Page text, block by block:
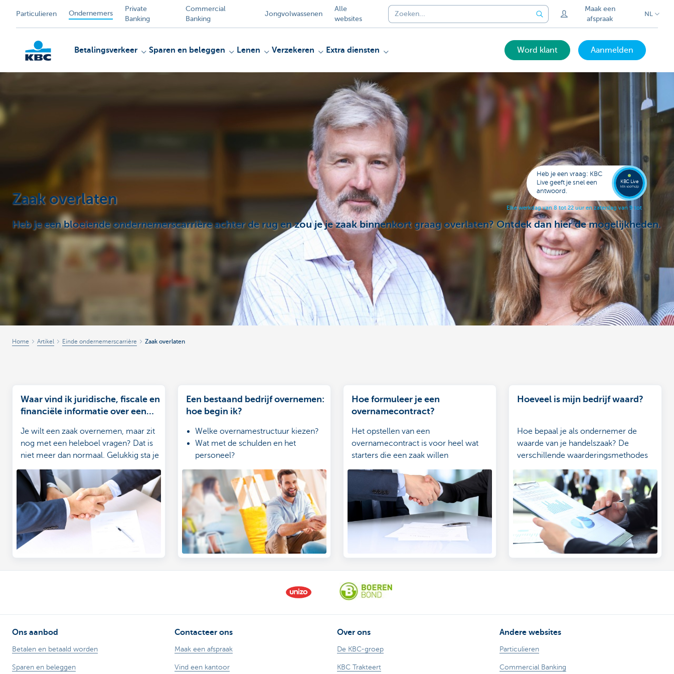
Particulieren Ondernemers
Private
Banking
Commercial
Banking
Jongvolwassenen
Alle
websites
Maak een
afspraak
NL
Ondernemers
Betalingsverkeer Sparen en beleggen Lenen Verzekeren Extra diensten Word klant Aanmelden
Zaak overlaten
Heb je een bloeiende ondernemerscarrière achter de rug en zou je je zaak binnenkort graag overlaten? Ontdek dan hier de mogelijkheden.
Home Artikel Einde ondernemerscarrière Zaak overlaten
Waar vind ik juridische, fiscale en
financiële informatie over een
Je wilt een zaak overnemen, maar zit
nog met een heleboel vragen? Dat is
niet meer dan normaal. Gelukkig sta je
(startende) ondernemers de kans om
gratis een beroep te doen op een
uitgebreid netwerk van juridische,
financiële en fiscale experts. Met hun
ervaring en knowhow kunnen zij je
advies op jouw maat verlenen. Zo start
Een bestaand bedrijf overnemen:
hoe begin ik?
Welke overnamestructuur kiezen?
Wat met de schulden en het
personeel?
vliegende start
Hoe formuleer je een
overnamecontract?
Het opstellen van een
overnamecontract is voor heel wat
starters die een zaak willen
opgave. Wat moet er precies in? Een
overnamecontract bevat alle
elementen die een normaal contract
ook heeft, maar daarnaast ook enkele
specifieke regelingen zoals het earn-
outprincipe.
Hoeveel is mijn bedrijf waard?
Hoe bepaal je als ondernemer de
waarde van je handelszaak? De
verschillende waarderingsmethodes
Ons aanbod
Betalen en betaald worden
Sparen en beleggen
Contacteer ons
Maak een afspraak
Vind een kantoor
Over ons
De KBC-groep
KBC Trakteert
Andere websites
Particulieren
Commercial Banking
Heb je een vraag: KBC
Live geeft je snel een
antwoord.
Elke werkdag van 8 tot 22 uur en zaterdag van 9 tot
uur.
KBC Live
klik voor hulp
expert
152